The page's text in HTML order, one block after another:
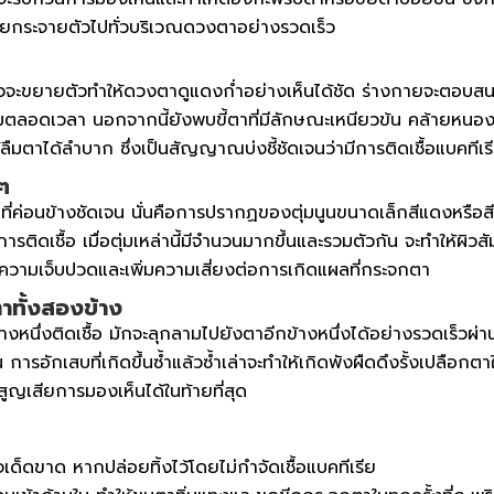
กระจายตัวไปทั่วบริเวณดวงตาอย่างรวดเร็ว
ะขยายตัวทำให้ดวงตาดูแดงก่ำอย่างเห็นได้ชัด ร่างกายจะตอ
ลอดเวลา นอกจากนี้ยังพบขี้ตาที่มีลักษณะเหนียวข้น คล้ายหนอ
ลืมตาได้ลำบาก ซึ่งเป็นสัญญาณบ่งชี้ชัดเจนว่ามีการติดเชื้อแบคทีเ
อนข้างชัดเจน นั่นคือการปรากฏของตุ่มนูนขนาดเล็กสีแดงหรือ
ติดเชื้อ เมื่อตุ่มเหล่านี้มีจำนวนมากขึ้นและรวมตัวกัน จะทำให้ผิว
ามเจ็บปวดและเพิ่มความเสี่ยงต่อการเกิดแผลที่กระจกตา
ทั้งสองข้าง
หนึ่งติดเชื้อ มักจะลุกลามไปยังตาอีกข้างหนึ่งได้อย่างรวดเร็ว
การอักเสบที่เกิดขึ้นซ้ำแล้วซ้ำเล่าจะทำให้เกิดพังผืดดึงรั้งเปลือก
ญเสียการมองเห็นได้ในท้ายที่สุด
ด็ดขาด หากปล่อยทิ้งไว้โดยไม่กำจัดเชื้อแบคทีเรีย